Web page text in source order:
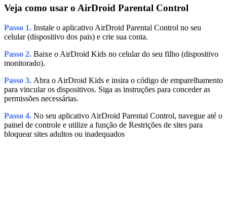
Veja como usar o AirDroid Parental Control
Passo 1. Instale o aplicativo AirDroid Parental Control no seu
celular (dispositivo dos pais) e crie sua conta.
Passo 2. Baixe o AirDroid Kids no celular do seu filho (dispositivo
monitorado).
Passo 3. Abra o AirDroid Kids e insira o código de emparelhamento
para vincular os dispositivos. Siga as instruções para conceder as
permissões necessárias.
Passo 4. No seu aplicativo AirDroid Parental Control, navegue até o
painel de controle e utilize a função de Restrições de sites para
bloquear sites adultos ou inadequados